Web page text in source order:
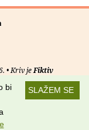
• Kriv jeFiktiv
RSS kanaliSLAŽEM SE
bi